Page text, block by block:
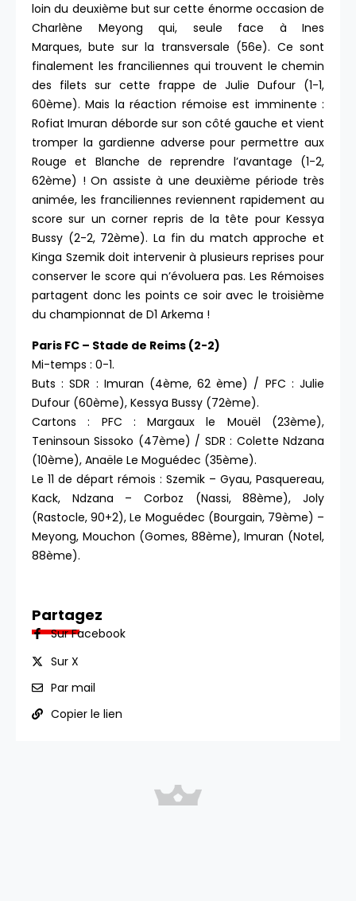
loin du deuxième but sur cette énorme occasion de
Charlène Meyong qui, seule face à Ines
Marques, bute sur la transversale (56e). Ce sont
finalement les franciliennes qui trouvent le chemin
des filets sur cette frappe de Julie Dufour (1-1,
60ème). Mais la réaction rémoise est imminente :
Rofiat Imuran déborde sur son côté gauche et vient
tromper la gardienne adverse pour permettre aux
Rouge et Blanche de reprendre l’avantage (1-2,
62ème) ! On assiste à une deuxième période très
animée, les franciliennes reviennent rapidement au
score sur un corner repris de la tête pour Kessya
Bussy (2-2, 72ème). La fin du match approche et
Kinga Szemik doit intervenir à plusieurs reprises pour
conserver le score qui n’évoluera pas. Les Rémoises
partagent donc les points ce soir avec le troisième
du championnat de D1 Arkema !
Paris FC – Stade de Reims (2-2)
Mi-temps : 0-1.
Buts : SDR : Imuran (4ème, 62 ème) / PFC : Julie
Dufour (60ème), Kessya Bussy (72ème).
Cartons : PFC : Margaux le Mouël (23ème),
Teninsoun Sissoko (47ème) / SDR : Colette Ndzana
(10ème), Anaële Le Moguédec (35ème).
Le 11 de départ rémois : Szemik – Gyau, Pasquereau,
Kack, Ndzana – Corboz (Nassi, 88ème), Joly
(Rastocle, 90+2), Le Moguédec (Bourgain, 79ème) –
Meyong, Mouchon (Gomes, 88ème), Imuran (Notel,
88ème).
Partagez
Sur Facebook
Sur X
Par mail
Copier le lien